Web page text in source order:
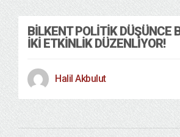
BILKENT POLITIK DÜŞÜNCE
İKI ETKINLIK DÜZENLIYOR!
Halil Akbulut